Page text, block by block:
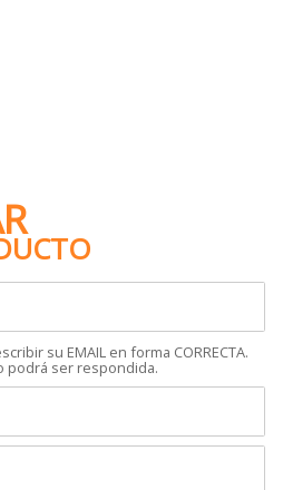
su EMAIL en forma CORRECTA.
podrá ser respondida.